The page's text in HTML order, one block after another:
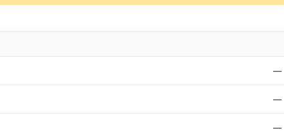
—
—
—